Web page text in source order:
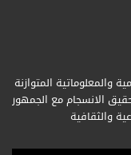
والمعلوماتية المتوازنة
الانسجام مع الجمهور
والثقافية